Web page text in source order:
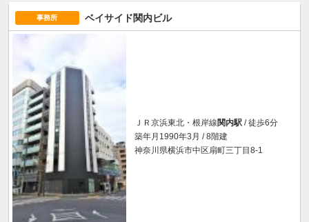
事務所 ベイサイド関内ビル
ＪＲ京浜東北・根岸線関内駅 / 徒歩6分
築年月1990年3月 / 8階建
神奈川県横浜市中区扇町三丁目8-1